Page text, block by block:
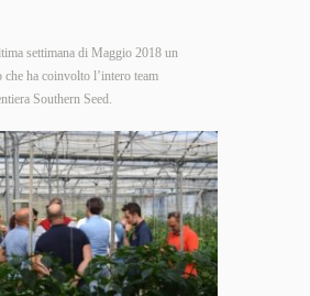
settimana di Maggio 2018 un
che ha coinvolto l’intero team
Southern Seed.